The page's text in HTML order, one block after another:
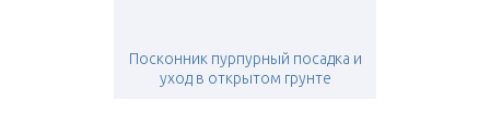
Посконник пурпурный посадка и
уход в открытом грунте